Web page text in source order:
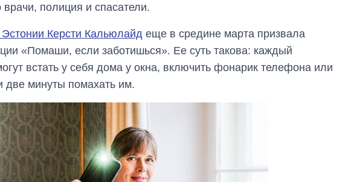
полиция и спасатели.
Эстонии Керсти Кальюлайд еще в средине марта призвала
«Помаши, если заботишься». Ее суть такова: каждый
встать у себя дома у окна, включить фонарик телефона или
две минуты помахать им.